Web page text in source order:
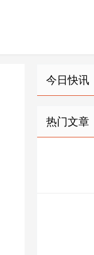
今日快讯
热门文章